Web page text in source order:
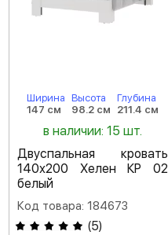
Ширина
147 см
Высота
98.2 см
Глубина
211.4 см
в наличии: 15 шт.
Двуспальная кровать
140х200 Хелен КР 02
белый
Код товара: 184673
(5)